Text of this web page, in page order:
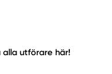
alla utförare här!